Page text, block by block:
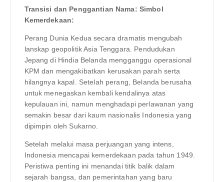
Transisi dan Penggantian Nama: Simbol
Kemerdekaan:
Perang Dunia Kedua secara dramatis mengubah
lanskap geopolitik Asia Tenggara. Pendudukan
Jepang di Hindia Belanda mengganggu operasional
KPM dan mengakibatkan kerusakan parah serta
hilangnya kapal. Setelah perang, Belanda berusaha
untuk menegaskan kembali kendalinya atas
kepulauan ini, namun menghadapi perlawanan yang
semakin besar dari kaum nasionalis Indonesia yang
dipimpin oleh Sukarno.
Setelah melalui masa perjuangan yang intens,
Indonesia mencapai kemerdekaan pada tahun 1949.
Peristiwa penting ini menandai titik balik dalam
sejarah bangsa, dan pemerintahan yang baru